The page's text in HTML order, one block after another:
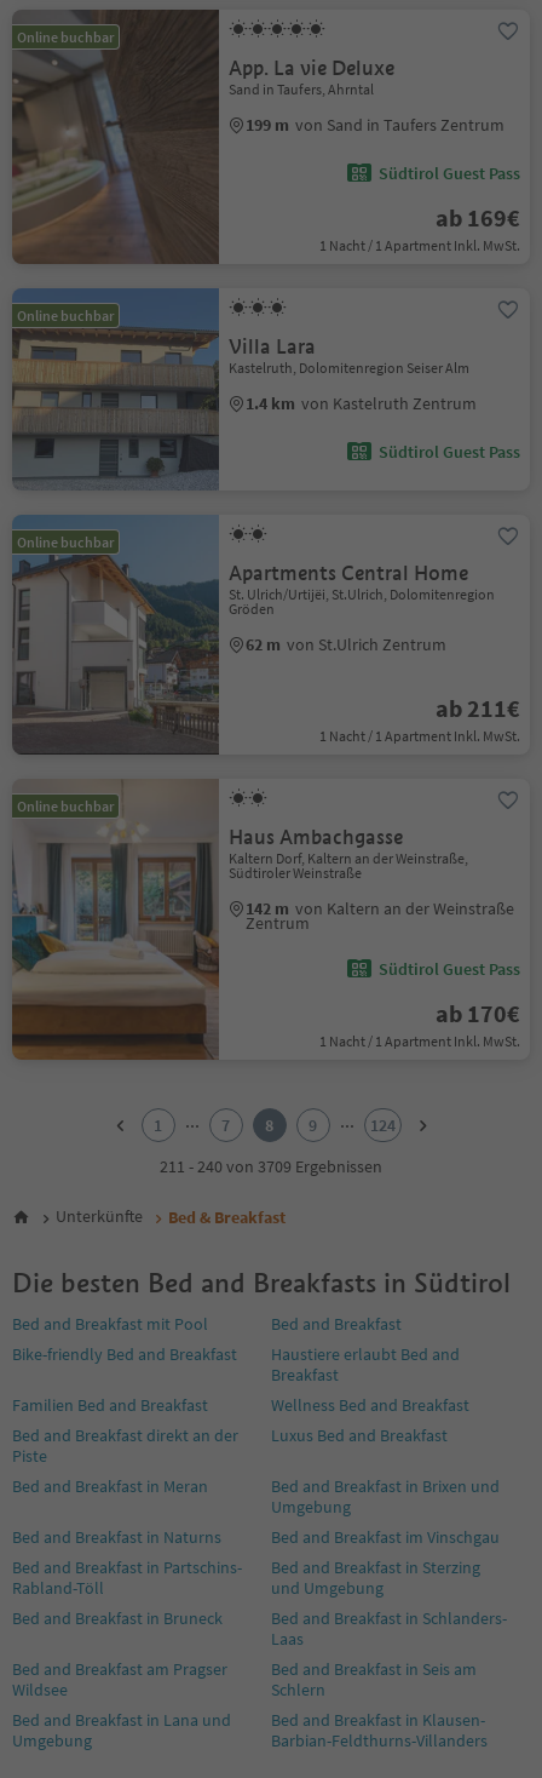
Online buchbar
App. La vie Deluxe
Sand in Taufers, Ahrntal
199 m von Sand in Taufers Zentrum
Südtirol Guest Pass
ab 169€
1 Nacht / 1 Apartment Inkl. MwSt.
Online buchbar
Villa Lara
Kastelruth, Dolomitenregion Seiser Alm
1.4 km von Kastelruth Zentrum
Südtirol Guest Pass
Online buchbar
Apartments Central Home
St. Ulrich/Urtijëi, St.Ulrich, Dolomitenregion
Gröden
62 m von St.Ulrich Zentrum
ab 211€
1 Nacht / 1 Apartment Inkl. MwSt.
Online buchbar
Haus Ambachgasse
Kaltern Dorf, Kaltern an der Weinstraße,
Südtiroler Weinstraße
142 m von Kaltern an der Weinstraße
Zentrum
Südtirol Guest Pass
ab 170€
1 Nacht / 1 Apartment Inkl. MwSt.
6
9
11
12
14
15
16
17
19
20
21
22
23
25
26
27
28
1 ... 7 8 9 ...
124
211 - 240 von 3709 Ergebnissen
Unterkünfte Bed & Breakfast
Die besten Bed and Breakfasts in Südtirol
Bed and Breakfast mit Pool
Bed and Breakfast
Bike-friendly Bed and Breakfast
Haustiere erlaubt Bed and
Breakfast
Familien Bed and Breakfast
Wellness Bed and Breakfast
Bed and Breakfast direkt an der
Piste
Luxus Bed and Breakfast
Bed and Breakfast in Meran
Bed and Breakfast in Brixen und
Umgebung
Bed and Breakfast in Naturns
Bed and Breakfast im Vinschgau
Bed and Breakfast in Partschins-
Rabland-Töll
Bed and Breakfast in Sterzing
und Umgebung
Bed and Breakfast in Bruneck
Bed and Breakfast in Schlanders-
Laas
Bed and Breakfast am Pragser
Wildsee
Bed and Breakfast in Seis am
Schlern
Bed and Breakfast in Lana und
Umgebung
Bed and Breakfast in Klausen-
Barbian-Feldthurns-Villanders